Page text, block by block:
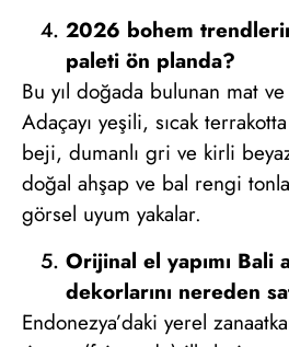
2026 bohem
paleti ön planda?
Bu yıl doğada bulunan mat
Adaçayı yeşili, sıcak
beji, dumanlı gri ve kirli
doğal ahşap ve bal rengi
görsel uyum yakalar.
Orijinal el yapımı Bali
dekorlarını nereden
Endonezya’daki yerel